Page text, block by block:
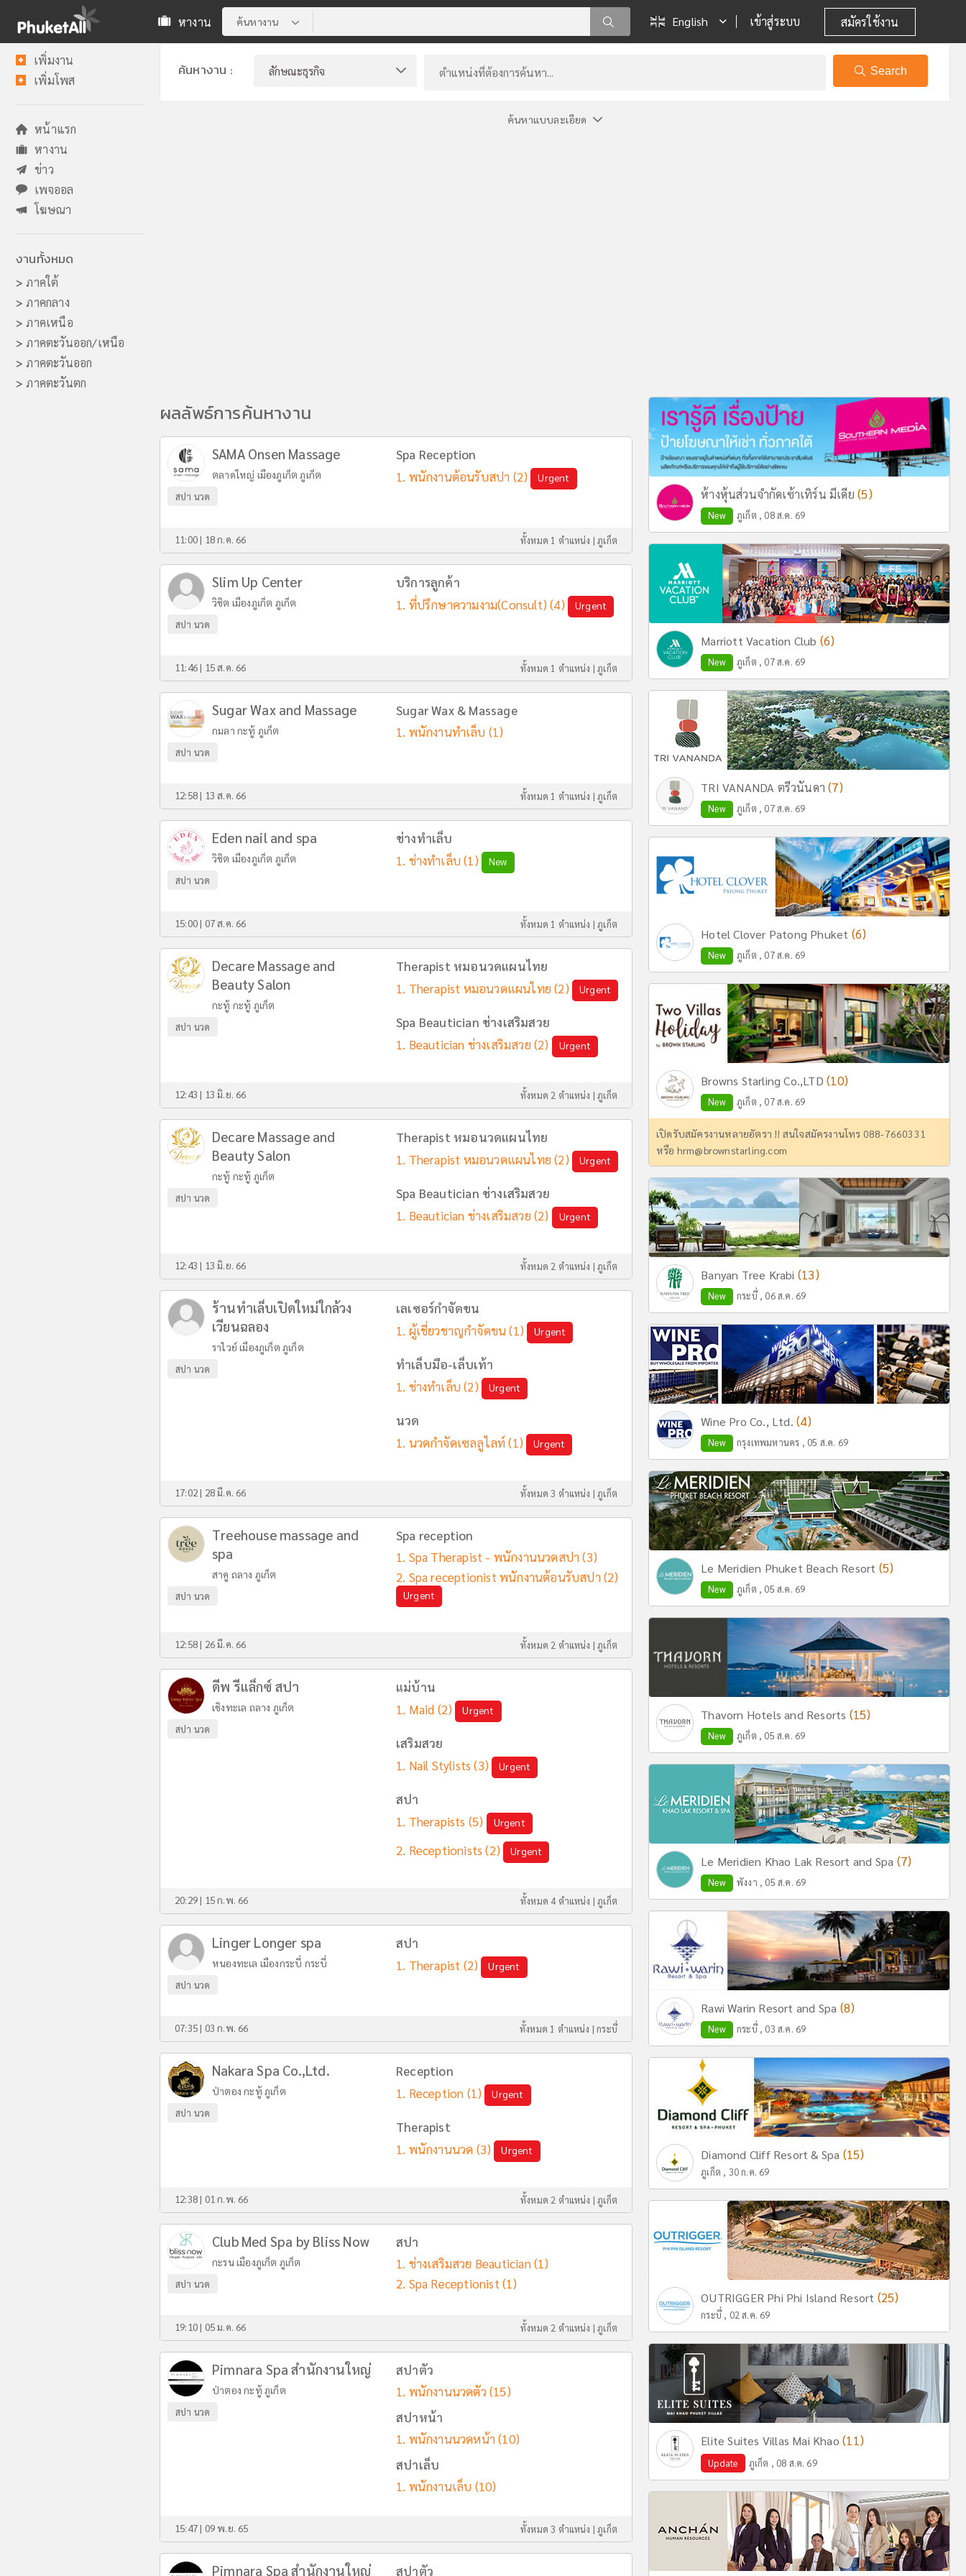
หางาน ค้นหางาน English เข้าสู่ระบบ สมัครใช้งาน
เพิ่มงาน
เพิ่มโพส
หน้าแรก
หางาน
ข่าว
เพจออล
โฆษณา
งานทั้งหมด
> ภาคใต้
> ภาคกลาง
> ภาคเหนือ
> ภาคตะวันออก/เหนือ
> ภาคตะวันออก
> ภาคตะวันตก
ค้นหางาน : Search
ค้นหาแบบละเอียด
ผลลัพธ์การค้นหางาน
SAMA Onsen Massage
ตลาดใหญ่ เมืองภูเก็ต ภูเก็ต
สปา นวด
Spa Reception
พนักงานต้อนรับสปา (2) Urgent
11:00 | 18 ก.ค. 66 ทั้งหมด 1 ตำแหน่ง |ภูเก็ต
Slim Up Center
วิชิต เมืองภูเก็ต ภูเก็ต
สปา นวด
บริการลูกค้า
ที่ปรึกษาความงาม(Consult) (4) Urgent
11:46 | 15 ส.ค. 66 ทั้งหมด 1 ตำแหน่ง |ภูเก็ต
Sugar Wax and Massage
กมลา กะทู้ ภูเก็ต
สปา นวด
Sugar Wax & Massage
พนักงานทำเล็บ (1)
12:58 | 13 ส.ค. 66 ทั้งหมด 1 ตำแหน่ง |ภูเก็ต
Eden nail and spa
วิชิต เมืองภูเก็ต ภูเก็ต
สปา นวด
ช่างทำเล็บ
ช่างทำเล็บ(1) New
15:00 | 07 ส.ค. 66 ทั้งหมด 1 ตำแหน่ง |ภูเก็ต
Decare Massage and
Beauty Salon
กะทู้ กะทู้ ภูเก็ต
สปา นวด
Therapist หมอนวดแผนไทย
Therapist หมอนวดแผนไทย(2) Urgent
Spa Beautician ช่างเสริมสวย
Beautician ช่างเสริมสวย(2) Urgent
12:43 | 13 มิ.ย. 66 ทั้งหมด 2 ตำแหน่ง |ภูเก็ต
Decare Massage and
Beauty Salon
กะทู้ กะทู้ ภูเก็ต
สปา นวด
Therapist หมอนวดแผนไทย
Therapist หมอนวดแผนไทย(2) Urgent
Spa Beautician ช่างเสริมสวย
Beautician ช่างเสริมสวย(2) Urgent
12:43 | 13 มิ.ย. 66 ทั้งหมด 2 ตำแหน่ง |ภูเก็ต
ร้านทำเล็บเปิดใหม่ใกล้วง
เวียนฉลอง
ราไวย์ เมืองภูเก็ต ภูเก็ต
สปา นวด
เลเซอร์กำจัดขน
ผู้เชี่ยวชาญกำจัดขน(1) Urgent
ทำเล็บมือ-เล็บเท้า
ช่างทำเล็บ(2) Urgent
นวด
นวดกำจัดเซลลูไลท์(1) Urgent
17:02 | 28 มี.ค. 66 ทั้งหมด 3 ตำแหน่ง |ภูเก็ต
Treehouse massage and
spa
สาคู ถลาง ภูเก็ต
สปา นวด
Spa reception
Spa Therapist - พนักงานนวดสปา(3)
Spa receptionist พนักงานต้อนรับสปา(2)
Urgent
12:58 | 26 มี.ค. 66 ทั้งหมด 2 ตำแหน่ง |ภูเก็ต
ดีพ รีแล็กซ์ สปา
เชิงทะเล ถลาง ภูเก็ต
สปา นวด
แม่บ้าน
Maid (2) Urgent
เสริมสวย
Nail Stylists (3) Urgent
สปา
Therapists (5) Urgent
Receptionists (2) Urgent
20:29 | 15 ก.พ. 66 ทั้งหมด 4 ตำแหน่ง |ภูเก็ต
Linger Longer spa
หนองทะเล เมืองกระบี่ กระบี่
สปา นวด
สปา
Therapist (2) Urgent
07:35 | 03 ก.พ. 66 ทั้งหมด 1 ตำแหน่ง |กระบี่
Nakara Spa Co.,Ltd.
ป่าตอง กะทู้ ภูเก็ต
สปา นวด
Reception
Reception (1) Urgent
Therapist
พนักงานนวด (3) Urgent
12:38 | 01 ก.พ. 66 ทั้งหมด 2 ตำแหน่ง |ภูเก็ต
Club Med Spa by Bliss Now
กะรน เมืองภูเก็ต ภูเก็ต
สปา นวด
สปา
ช่างเสริมสวย Beautician(1)
Spa Receptionist (1)
19:10 | 05 ม.ค. 66 ทั้งหมด 2 ตำแหน่ง |ภูเก็ต
Pimnara Spa สำนักงานใหญ่
ป่าตอง กะทู้ ภูเก็ต
สปา นวด
สปาตัว
พนักงานนวดตัว(15)
สปาหน้า
พนักงานนวดหน้า(10)
สปาเล็บ
พนักงานเล็บ (10)
15:47 | 09 พ.ย. 65 ทั้งหมด 3 ตำแหน่ง |ภูเก็ต
Pimnara Spa สำนักงานใหญ่ สปาตัว
ห้างหุ้นส่วนจำกัดเซ้าเทิร์น มีเดีย(5)
New ภูเก็ต , 08 ส.ค. 69
Marriott Vacation Club (6)
New ภูเก็ต , 07 ส.ค. 69
TRI VANANDA ตรีวนันดา(7)
New ภูเก็ต , 07 ส.ค. 69
Hotel Clover Patong Phuket (6)
New ภูเก็ต , 07 ส.ค. 69
Browns Starling Co.,LTD(10)
New ภูเก็ต , 07 ส.ค. 69
เปิดรับสมัครงานหลายอัตรา !! สนใจสมัครงานโทร 088-7660331
หรือ hrm@brownstarling.com
Banyan Tree Krabi (13)
New กระบี่ , 06 ส.ค. 69
Wine Pro Co., Ltd.(4)
New กรุงเทพมหานคร , 05 ส.ค. 69
Le Meridien Phuket Beach Resort (5)
New ภูเก็ต , 05 ส.ค. 69
Thavorn Hotels and Resorts (15)
New ภูเก็ต , 05 ส.ค. 69
Le Meridien Khao Lak Resort and Spa (7)
New พังงา , 05 ส.ค. 69
Rawi Warin Resort and Spa (8)
New กระบี่ , 03 ส.ค. 69
Diamond Cliff Resort & Spa (15)
ภูเก็ต , 30 ก.ค. 69
OUTRIGGER Phi Phi Island Resort (25)
กระบี่ , 02 ส.ค. 69
Elite Suites Villas Mai Khao(11)
Update ภูเก็ต , 08 ส.ค. 69